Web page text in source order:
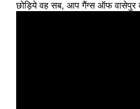
छोड़िये वह सब, आप गैंग्स ऑफ वासेपुर